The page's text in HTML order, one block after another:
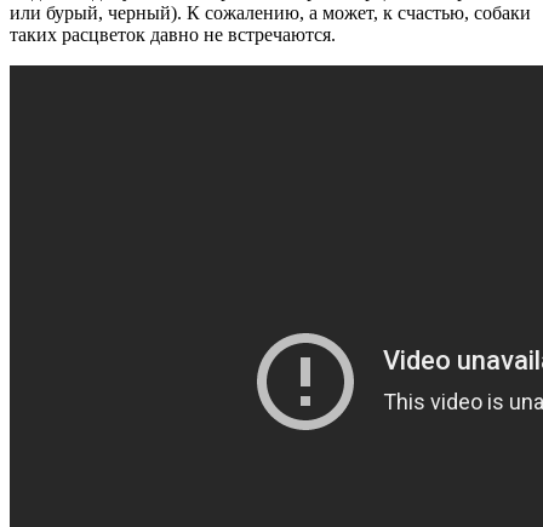
или бурый, черный). К сожалению, а может, к счастью, собаки
таких расцветок давно не встречаются.